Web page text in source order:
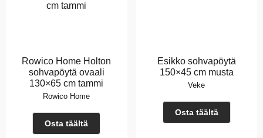
Rowico Home Holton
sohvapöytä ovaali
130×65 cm tammi
Rowico Home
Osta täältä
Esikko sohvapöytä
150×45 cm musta
Veke
Osta täältä